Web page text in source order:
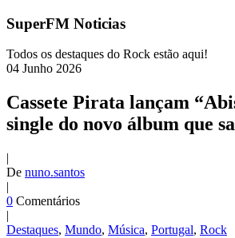
SuperFM Noticias
Todos os destaques do Rock estão aqui!
04 Junho 2026
Cassete Pirata lançam
single do novo álbum que
|
De nuno.santos
|
0 Comentários
|
Destaques, Mundo, Música, Portugal, Rock